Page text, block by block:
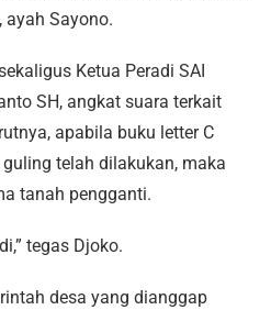
ayah Sayono.
Ketua Peradi SAI
SH, angkat suara terkait
apabila buku letter C
telah dilakukan, maka
tanah pengganti.
tegas Djoko.
desa yang dianggap